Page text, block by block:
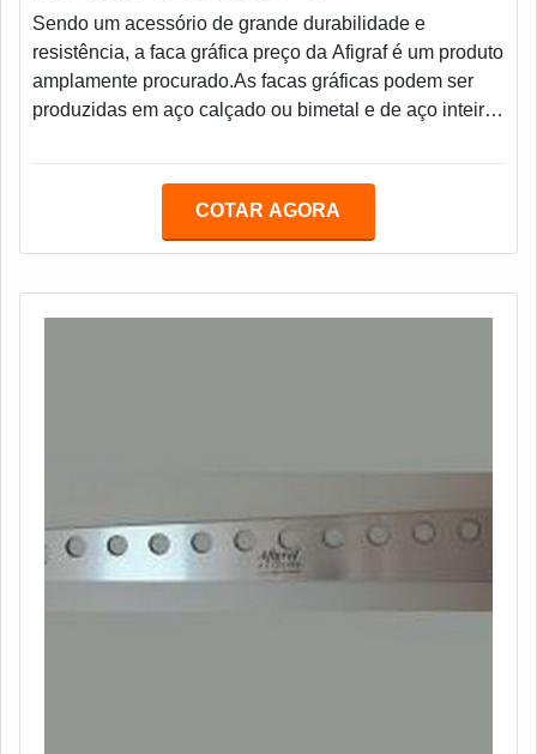
Sendo um acessório de grande durabilidade e
resistência, a faca gráfica preço da Afigraf é um produto
amplamente procurado.As facas gráficas podem ser
produzidas em aço calçado ou bimetal e de aço inteiro
calçado é a mais utilizada em guilhotinas lineares e de
furação. O seu custo é menor, pois, o aço nobre é
COTAR AGORA